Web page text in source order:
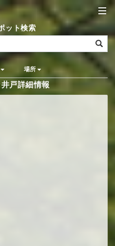
ット検索
場所
戸詳細情報